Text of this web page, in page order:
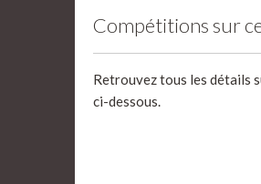
Compétitions sur
Retrouvez tous les détails
ci-dessous.